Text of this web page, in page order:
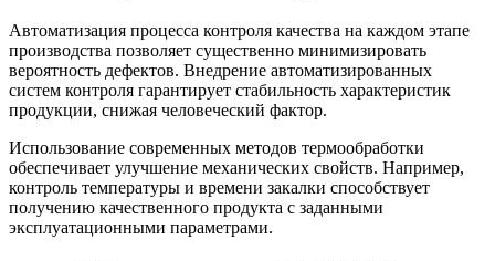
Автоматизация процесса контроля качества на каждом этапе
производства позволяет существенно минимизировать
вероятность дефектов. Внедрение автоматизированных
систем контроля гарантирует стабильность характеристик
продукции, снижая человеческий фактор.
Использование современных методов термообработки
обеспечивает улучшение механических свойств. Например,
контроль температуры и времени закалки способствует
получению качественного продукта с заданными
эксплуатационными параметрами.